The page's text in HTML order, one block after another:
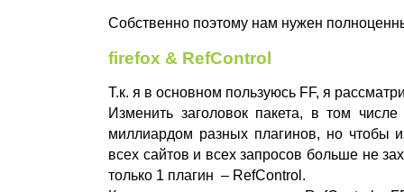
Собственно поэтому нам нужен
firefox & RefControl
Т.к. я в основном пользуюсь FF, я
Изменить заголовок пакета, в том
миллиардом разных плагинов, но чтобы
всех сайтов и всех запросов больше не
только 1 плагин – RefControl.